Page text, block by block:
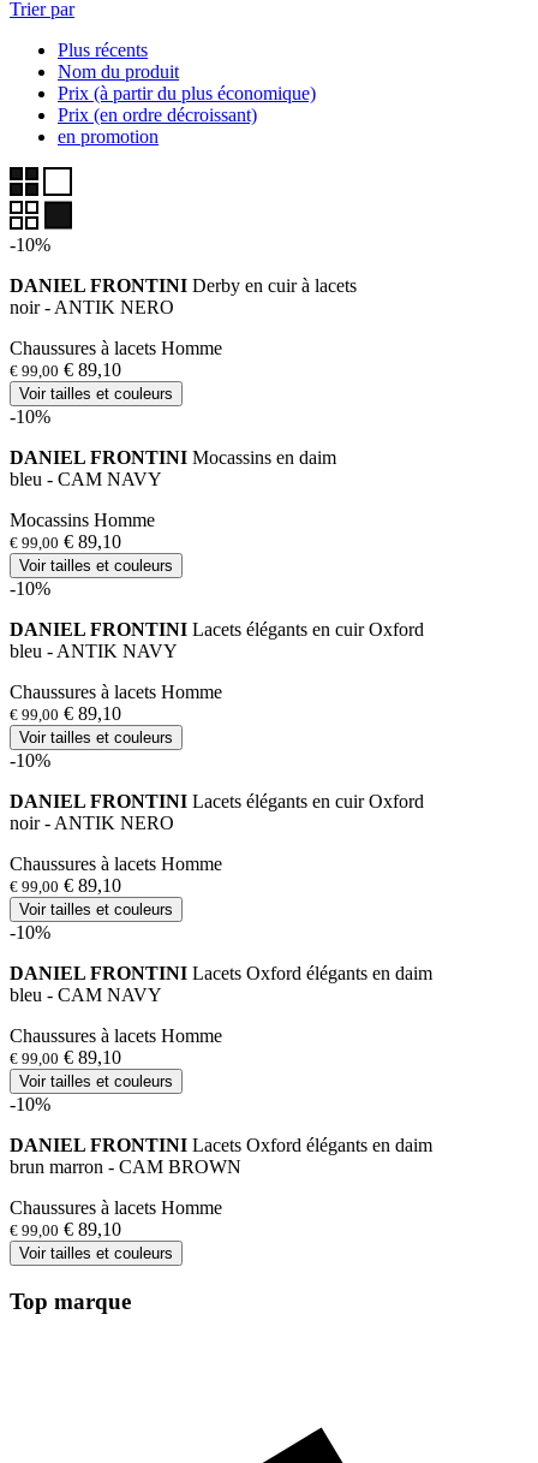
Trier par
Plus récents
Nom du produit
Prix (à partir du plus économique)
Prix (en ordre décroissant)
en promotion
-10%
DANIEL FRONTINI Derby en cuir à lacets
noir - ANTIK NERO
Chaussures à lacets Homme
€ 99,00 € 89,10
Voir tailles et couleurs
-10%
DANIEL FRONTINI Mocassins en daim
bleu - CAM NAVY
Mocassins Homme
€ 99,00 € 89,10
Voir tailles et couleurs
-10%
DANIEL FRONTINI Lacets élégants en cuir Oxford
bleu - ANTIK NAVY
Chaussures à lacets Homme
€ 99,00 € 89,10
Voir tailles et couleurs
-10%
DANIEL FRONTINI Lacets élégants en cuir Oxford
noir - ANTIK NERO
Chaussures à lacets Homme
€ 99,00 € 89,10
Voir tailles et couleurs
-10%
DANIEL FRONTINI Lacets Oxford élégants en daim
bleu - CAM NAVY
Chaussures à lacets Homme
€ 99,00 € 89,10
Voir tailles et couleurs
-10%
DANIEL FRONTINI Lacets Oxford élégants en daim
brun marron - CAM BROWN
Chaussures à lacets Homme
€ 99,00 € 89,10
Voir tailles et couleurs
Top marque